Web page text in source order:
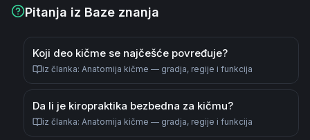
Pitanja iz Baze znanja
Koji deo kičme se najčešće povređuje?
iz članka: Anatomija kičme — gradja, regije i funkcija
Da li je kiropraktika bezbedna za kičmu?
iz članka: Anatomija kičme — gradja, regije i funkcija